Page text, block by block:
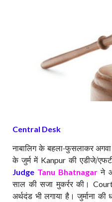
Central Desk
नाबालिग के बहला-फुसलाकर
के जुर्म में Kanpur की एडीजे/
Judge Tanu Bhatnagar ने
साल की सजा मुकर्रर की।
अर्थदंड भी लगाया है। जुर्माना